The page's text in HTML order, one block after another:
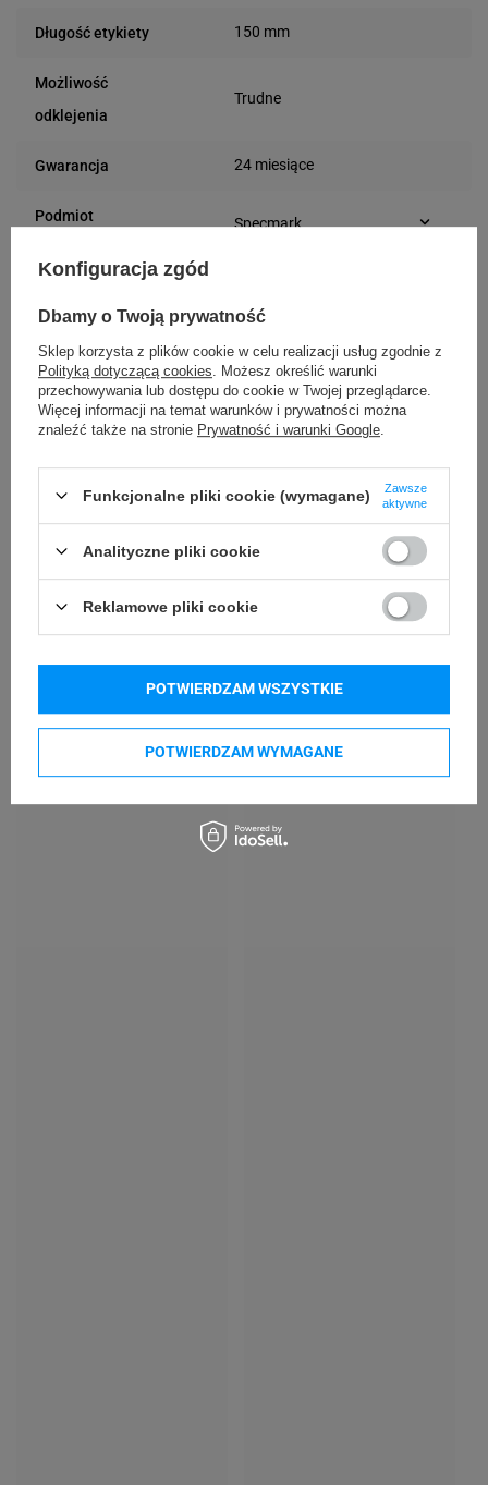
Długość etykiety 150 mm
Możliwość
odklejenia
Trudne
Gwarancja 24 miesiące
Podmiot
Specmark
e-mail: gspr@ptmb.pl
odpowiedzialne
Specmark
Bielska 210
43-400 Cieszyn (Polska)
telefon: 730811399
e-mail: gspr@ptmb.pl
Kompatybilne urządzenia
Godex RT700 Godex RT700i
Godex ZX1600i Godex GE300
Konfiguracja zgód
Dbamy o Twoją prywatność
Sklep korzysta z plików cookie w celu realizacji usług zgodnie z
Polityką dotyczącą cookies . Możesz określić warunki
przechowywania lub dostępu do cookie w Twojej przeglądarce.
Więcej informacji na temat warunków i prywatności można
znaleźć także na stronie Prywatność i warunki Google
Funkcjonalne pliki cookie (wymagane)
Zawsze
aktywne
Analityczne pliki cookie
Reklamowe pliki cookie
POTWIERDZAM WYMAGANE
POTWIERDZAM WSZYSTKIE